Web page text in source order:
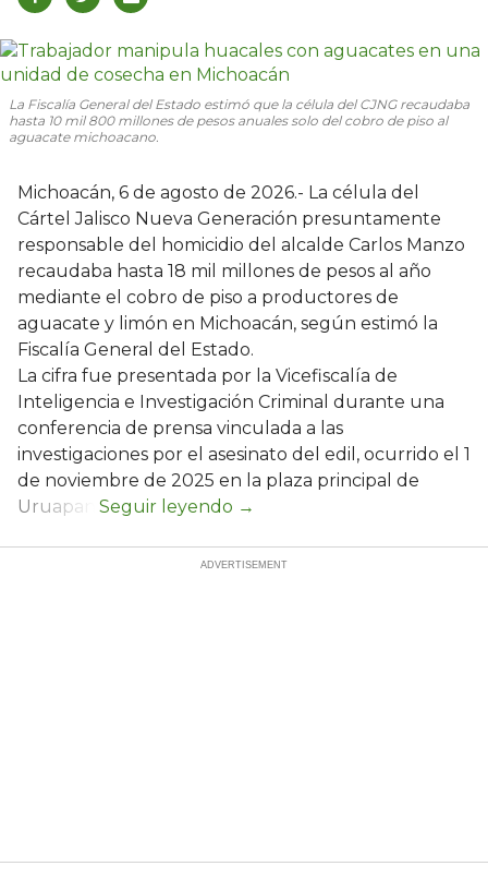
La Fiscalía General del Estado estimó que la célula del CJNG recaudaba
hasta 10 mil 800 millones de pesos anuales solo del cobro de piso al
aguacate michoacano.
Michoacán, 6 de agosto de 2026.- La célula del
Cártel Jalisco Nueva Generación presuntamente
responsable del homicidio del alcalde Carlos Manzo
recaudaba hasta 18 mil millones de pesos al año
mediante el cobro de piso a productores de
aguacate y limón en Michoacán, según estimó la
Fiscalía General del Estado.
La cifra fue presentada por la Vicefiscalía de
Inteligencia e Investigación Criminal durante una
conferencia de prensa vinculada a las
investigaciones por el asesinato del edil, ocurrido el 1
de noviembre de 2025 en la plaza principal de
Uruapan.